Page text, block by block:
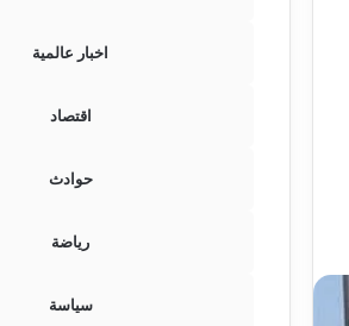
اخبار عالمية
اقتصاد
حوادث
رياضة
سياسة